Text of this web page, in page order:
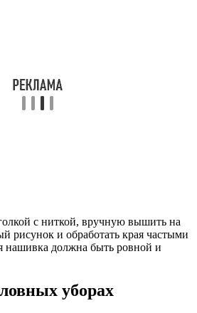
с ниткой, вручную вышить на
рисунок и обработать края частыми
нашивка должна быть ровной и
уборах